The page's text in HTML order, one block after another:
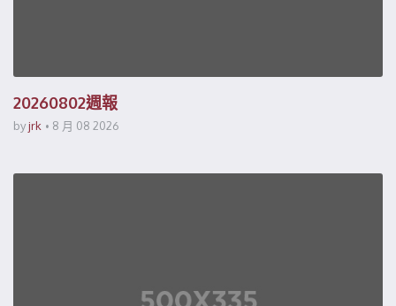
20260802週報
byjrk 8 月 08 2026